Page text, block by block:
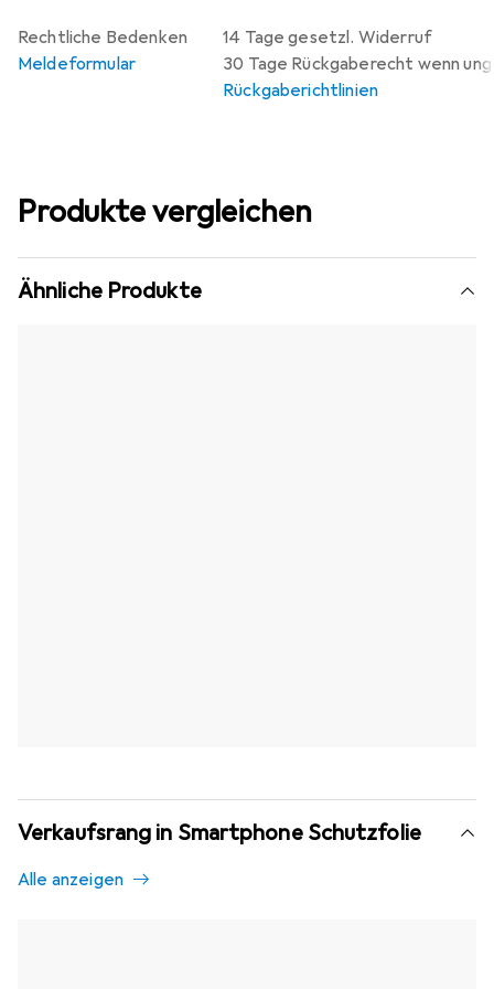
14 Tage gesetzl. Widerruf
30 Tage Rückgaberecht wenn
Rückgaberichtlinien
Rechtliche Bedenken
Meldeformular
Produkte vergleichen
Ähnliche Produkte
Verkaufsrang in Smartphone Schutzfolie
Alle anzeigen